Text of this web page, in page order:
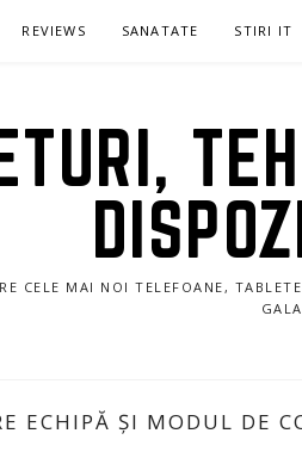
REVIEWS SANATATE STIRI IT
CELE MAI NOI TELEFOANE,
ECHIPĂ ȘI MODUL DE